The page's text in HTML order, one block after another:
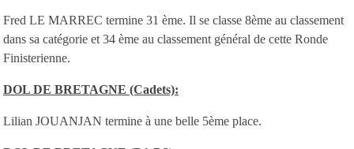
Fred LE MARREC termine 31 ème. Il se classe 8ème au classement
dans sa catégorie et 34 ème au classement général de cette Ronde
Finisterienne.
DOL DE BRETAGNE (Cadets):
Lilian JOUANJAN termine à une belle 5ème place.